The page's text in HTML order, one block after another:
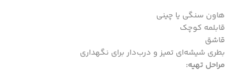
هاون سنگی یا چینی
قابلمه کوچک
قاشق
بطری شیشه‌ای تمیز و درب‌دار برای نگهداری
مراحل تهیه: